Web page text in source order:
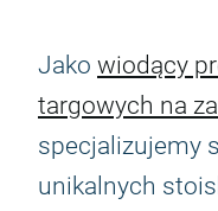
Jako wiodący
targowych na
specjalizujemy
unikalnych